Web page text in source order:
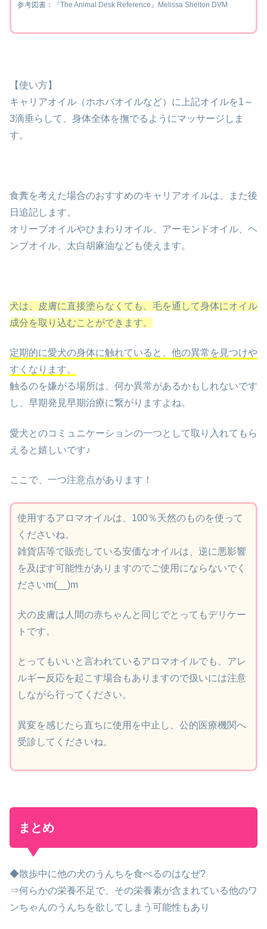
参考図書：『The Animal Desk Reference』Melissa Shelton DVM
【使い方】
キャリアオイル（ホホバオイルなど）に上記オイルを1～
3滴垂らして、身体全体を撫でるようにマッサージしま
す。
食糞を考えた場合のおすすめのキャリアオイルは、また後
日追記します。
オリーブオイルやひまわりオイル、アーモンドオイル、ヘ
ンプオイル、太白胡麻油なども使えます。
犬は、皮膚に直接塗らなくても、毛を通して身体にオイル
成分を取り込むことができます。
定期的に愛犬の身体に触れていると、他の異常を見つけや
すくなります。
触るのを嫌がる場所は、何か異常があるかもしれないです
し、早期発見早期治療に繋がりますよね。
愛犬とのコミュニケーションの一つとして取り入れてもら
えると嬉しいです♪
ここで、一つ注意点があります！
使用するアロマオイルは、100％天然のものを使って
くださいね。
雑貨店等で販売している安価なオイルは、逆に悪影響
を及ぼす可能性がありますのでご使用にならないでく
ださいm(__)m
犬の皮膚は人間の赤ちゃんと同じでとってもデリケー
トです。
とってもいいと言われているアロマオイルでも、アレ
ルギー反応を起こす場合もありますので扱いには注意
しながら行ってください。
異変を感じたら直ちに使用を中止し、公的医療機関へ
受診してくださいね。
まとめ
◆散歩中に他の犬のうんちを食べるのはなぜ?
⇒何らかの栄養不足で、その栄養素が含まれている他のワ
ンちゃんのうんちを欲してしまう可能性もあり